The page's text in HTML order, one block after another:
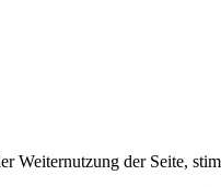
Weiternutzung der Seite,